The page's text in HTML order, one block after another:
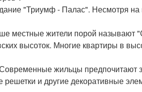
"Триумф - Палас". Несмотря
местные жители порой называют
высоток. Многие квартиры в
жильцы предпочитают
решетки и другие декоративные